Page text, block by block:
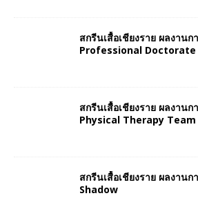
สกรีนเสื้อเชียงราย ผลงานก
Professional Doctorate
สกรีนเสื้อเชียงราย ผลงานก
Physical Therapy Team
สกรีนเสื้อเชียงราย ผลงาน
Shadow